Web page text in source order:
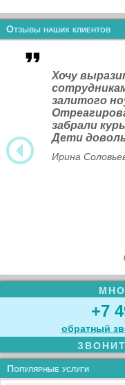
Отзывы наших клиентов
Хочу
залитого
забрали
Дети
Ирина
+7
обратный
Популярные услуги